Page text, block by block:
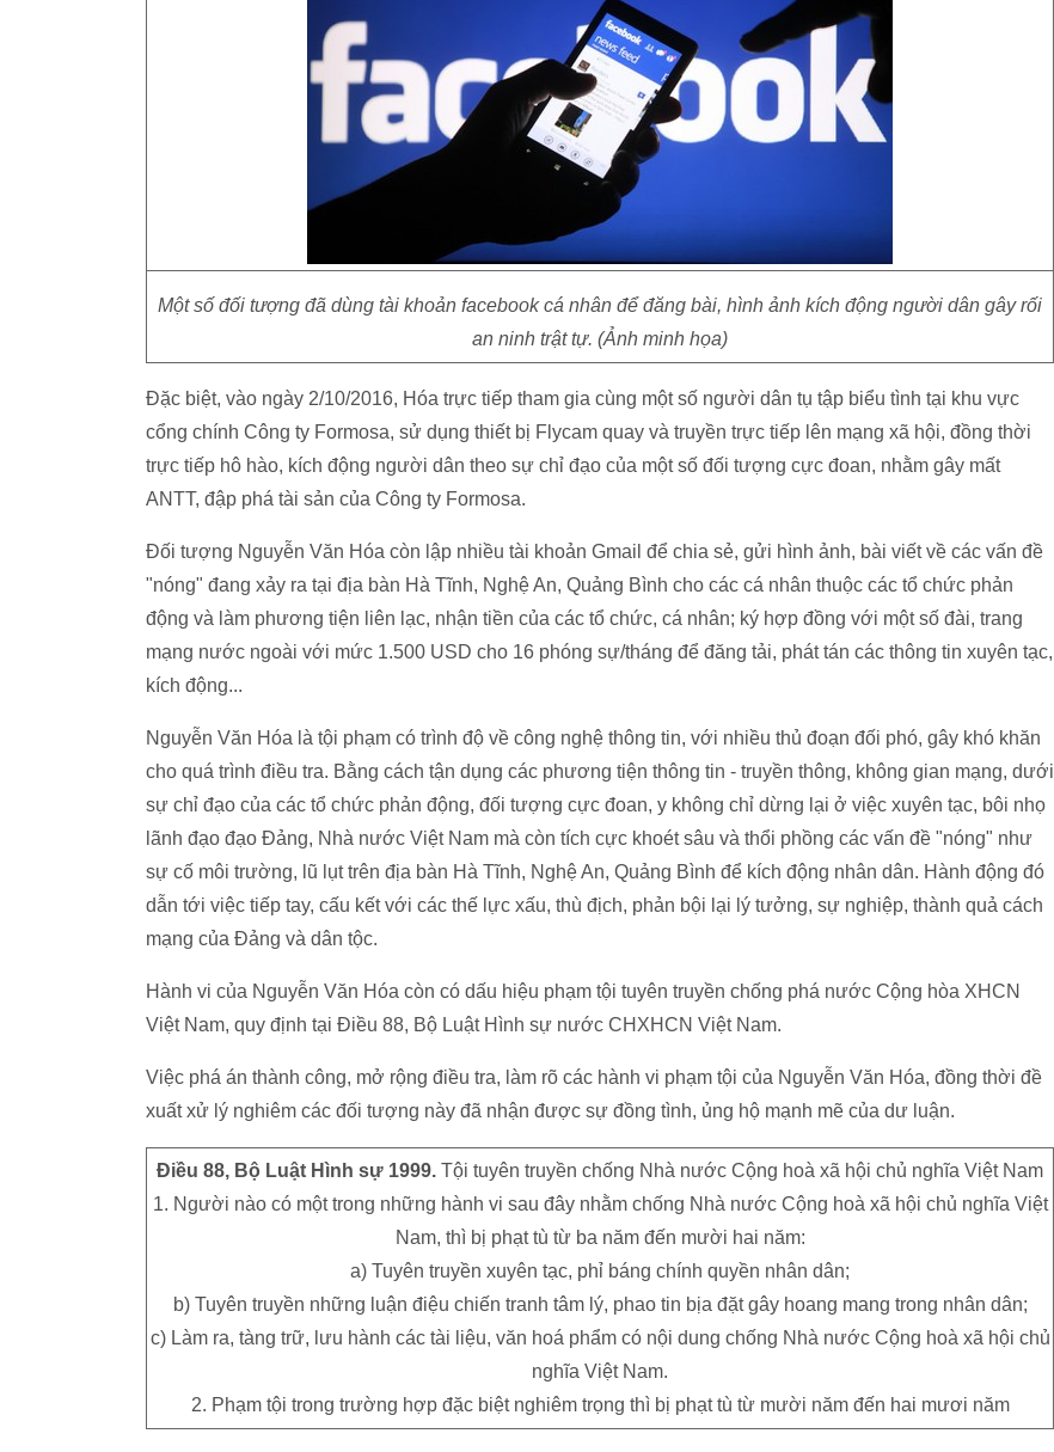
Một số đối tượng đã dùng tài khoản facebook cá nhân để đăng bài, hình ảnh kích động người dân gây rối
an ninh trật tự. (Ảnh minh họa)
Đặc biệt, vào ngày 2/10/2016, Hóa trực tiếp tham gia cùng một số người dân tụ tập biểu tình tại khu vực
cổng chính Công ty Formosa, sử dụng thiết bị Flycam quay và truyền trực tiếp lên mạng xã hội, đồng thời
trực tiếp hô hào, kích động người dân theo sự chỉ đạo của một số đối tượng cực đoan, nhằm gây mất
ANTT, đập phá tài sản của Công ty Formosa.
Đối tượng Nguyễn Văn Hóa còn lập nhiều tài khoản Gmail để chia sẻ, gửi hình ảnh, bài viết về các vấn đề
"nóng" đang xảy ra tại địa bàn Hà Tĩnh, Nghệ An, Quảng Bình cho các cá nhân thuộc các tổ chức phản
động và làm phương tiện liên lạc, nhận tiền của các tổ chức, cá nhân; ký hợp đồng với một số đài, trang
mạng nước ngoài với mức 1.500 USD cho 16 phóng sự/tháng để đăng tải, phát tán các thông tin xuyên tạc,
kích động...
Nguyễn Văn Hóa là tội phạm có trình độ về công nghệ thông tin, với nhiều thủ đoạn đối phó, gây khó khăn
cho quá trình điều tra. Bằng cách tận dụng các phương tiện thông tin - truyền thông, không gian mạng, dưới
sự chỉ đạo của các tổ chức phản động, đối tượng cực đoan, y không chỉ dừng lại ở việc xuyên tạc, bôi nhọ
lãnh đạo đạo Đảng, Nhà nước Việt Nam mà còn tích cực khoét sâu và thổi phồng các vấn đề "nóng" như
sự cố môi trường, lũ lụt trên địa bàn Hà Tĩnh, Nghệ An, Quảng Bình để kích động nhân dân. Hành động đó
dẫn tới việc tiếp tay, cấu kết với các thế lực xấu, thù địch, phản bội lại lý tưởng, sự nghiệp, thành quả cách
mạng của Đảng và dân tộc.
Hành vi của Nguyễn Văn Hóa còn có dấu hiệu phạm tội tuyên truyền chống phá nước Cộng hòa XHCN
Việt Nam, quy định tại Điều 88, Bộ Luật Hình sự nước CHXHCN Việt Nam.
Việc phá án thành công, mở rộng điều tra, làm rõ các hành vi phạm tội của Nguyễn Văn Hóa, đồng thời đề
xuất xử lý nghiêm các đối tượng này đã nhận được sự đồng tình, ủng hộ mạnh mẽ của dư luận.
Điều 88, Bộ Luật Hình sự 1999. Tội tuyên truyền chống Nhà nước Cộng hoà xã hội chủ nghĩa Việt Nam
1. Người nào có một trong những hành vi sau đây nhằm chống Nhà nước Cộng hoà xã hội chủ nghĩa Việt
Nam, thì bị phạt tù từ ba năm đến mười hai năm:
a) Tuyên truyền xuyên tạc, phỉ báng chính quyền nhân dân;
b) Tuyên truyền những luận điệu chiến tranh tâm lý, phao tin bịa đặt gây hoang mang trong nhân dân;
c) Làm ra, tàng trữ, lưu hành các tài liệu, văn hoá phẩm có nội dung chống Nhà nước Cộng hoà xã hội chủ
nghĩa Việt Nam.
2. Phạm tội trong trường hợp đặc biệt nghiêm trọng thì bị phạt tù từ mười năm đến hai mươi năm